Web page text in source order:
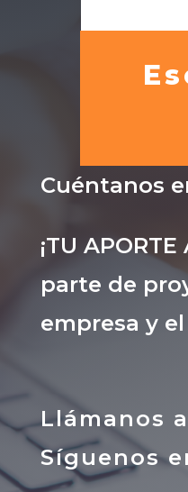
Cuéntanos
¡TU
parte de
empresa y
Llámanos
Síguenos